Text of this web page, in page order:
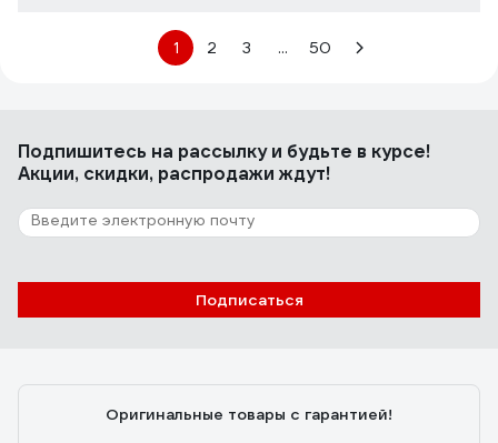
1 2 3 ... 50
Подпишитесь на рассылкуи будьте в курсе!
Акции, скидки, распродажи ждут!
Подписаться
Оригинальные товары с гарантией!